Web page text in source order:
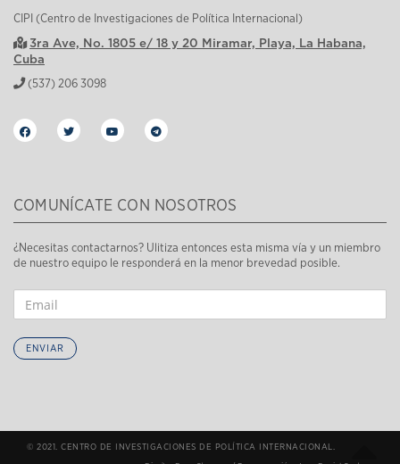
CIPI (Centro de Investigaciones de Política Internacional)
3ra Ave, No. 1805 e/ 18 y 20 Miramar, Playa, La Habana,
Cuba
(537) 206 3098
COMUNÍCATE CON NOSOTROS
¿Necesitas contactarnos? Ulitiza entonces esta misma vía y un miembro
de nuestro equipo le responderá en la menor brevedad posible.
ENVIAR
© 2021. CENTRO DE INVESTIGACIONES DE POLÍTICA INTERNACIONAL.